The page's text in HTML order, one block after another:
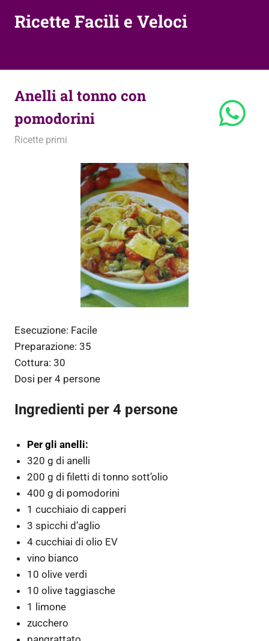
Ricette Facili e Veloci
Anelli al tonno con
pomodorini
8 Giugno 2011
admin
Ricette primi
Esecuzione: Facile
Preparazione: 35
Cottura: 30
Dosi per 4 persone
Ingredienti per 4 persone
Per gli anelli:
320 g di anelli
200 g di filetti di tonno sott’olio
400 g di pomodorini
1 cucchiaio di capperi
3 spicchi d’aglio
4 cucchiai di olio EV
vino bianco
10 olive verdi
10 olive taggiasche
1 limone
zucchero